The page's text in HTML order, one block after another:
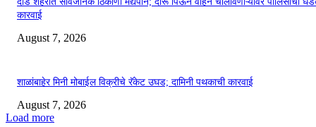
कारवाई
August 7, 2026
शाळांबाहेर मिनी मोबाईल विक्रीचे रॅकेट उघड; दामिनी पथकाची कारवाई
August 7, 2026
Load more